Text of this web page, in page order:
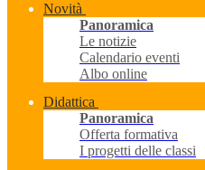
Novità
Panoramica
Le notizie
Calendario eventi
Albo online
Didattica
Panoramica
Offerta formativa
I progetti delle classi